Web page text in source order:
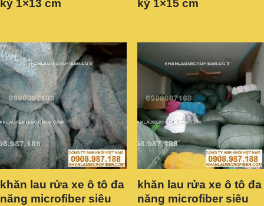
ký 1×13 cm
ký 1×15 cm
khăn lau rửa xe ô tô đa
năng microfiber siêu
khăn lau rửa xe ô tô đa
năng microfiber siêu